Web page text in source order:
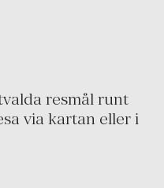
resmål runt
via kartan eller i